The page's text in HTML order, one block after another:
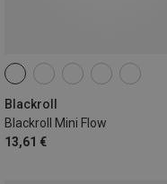
Blackroll
Blackroll Mini Flow
13,61 €